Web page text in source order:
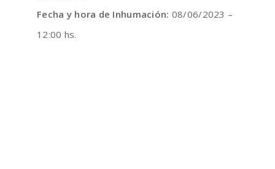
Fecha y hora de Inhumación: 08/06/2023 –
12:00 hs.